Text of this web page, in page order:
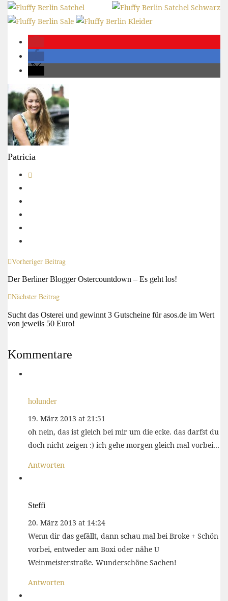
Patricia
Vorheriger Beitrag
Der Berliner Blogger Ostercountdown – Es geht los!
Nächster Beitrag
Sucht das Osterei und gewinnt 3 Gutscheine für asos.de im Wert
von jeweils 50 Euro!
Kommentare
holunder
19. März 2013 at 21:51
oh nein, das ist gleich bei mir um die ecke. das darfst du
doch nicht zeigen :) ich gehe morgen gleich mal vorbei…
Antworten
Steffi
20. März 2013 at 14:24
Wenn dir das gefällt, dann schau mal bei Broke + Schön
vorbei, entweder am Boxi oder nähe U
Weinmeisterstraße. Wunderschöne Sachen!
Antworten